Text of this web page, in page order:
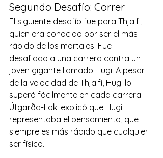
Segundo Desafío: Correr
El siguiente desafío fue para Thjalfi,
quien era conocido por ser el más
rápido de los mortales. Fue
desafiado a una carrera contra un
joven gigante llamado Hugi. A pesar
de la velocidad de Thjalfi, Hugi lo
superó fácilmente en cada carrera.
Útgarða-Loki explicó que Hugi
representaba el pensamiento, que
siempre es más rápido que cualquier
ser físico.